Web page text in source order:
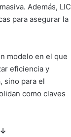
Además, LIC
para asegurar la
modelo en el que
eficiencia y
sino para el
como claves